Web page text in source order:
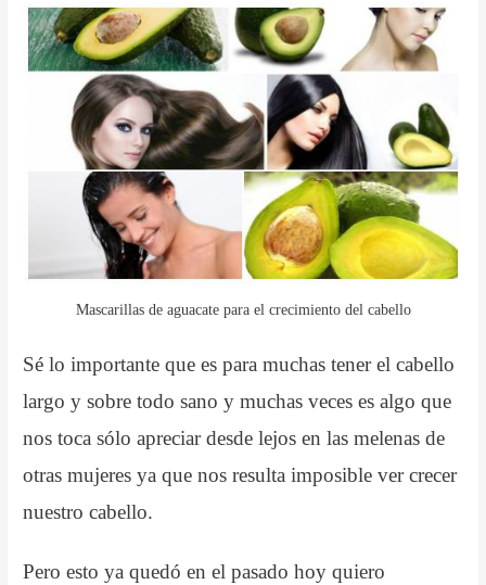
Mascarillas de aguacate para el crecimiento del cabello
Sé lo importante que es para muchas tener el cabello
largo y sobre todo sano y muchas veces es algo que
nos toca sólo apreciar desde lejos en las melenas de
otras mujeres ya que nos resulta imposible ver crecer
nuestro cabello.
Pero esto ya quedó en el pasado hoy quiero